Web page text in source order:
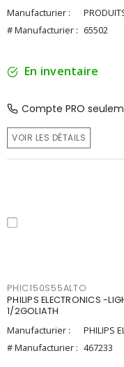
Manufacturier :
# Manufacturier : 65502
En inventaire
Compte PRO
VOIR LES DÉTAILS
PHIC150S55ALTO
PHILIPS ELECTRONICS -
1/2GOLIATH
Manufacturier :
PHILIPS
# Manufacturier : 467233